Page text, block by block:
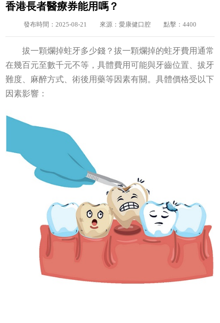
香港長者醫療券能用嗎？
發布時間：2025-08-21 來源：愛康健口腔 點擊：4400
拔一顆爛掉蛀牙多少錢？拔一顆爛掉的蛀牙費用通常
在幾百元至數千元不等，具體費用可能與牙齒位置、拔牙
難度、麻醉方式、術後用藥等因素有關。具體價格受以下
因素影響：